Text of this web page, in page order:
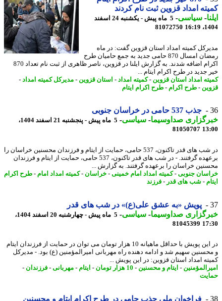
امداد قزوین ثبت نام کردند
-سیاسی-
5 ماه پیش - یکشنبه 24 اسفند
81072750
کمیته امداد استان قزوین گفت: در ماه
رمضان امسال 870 حامی جدید به جمع حامیان طرح
اکرام اضافه شدند. به گزارش ایلنا در قزوین، ناصر ظاهری از ثبت نام تعداد 870
جدید در طرح اکرام ایتام ...
امداد استان قزوین -کمیته امداد -استان قزوین -مدیرکل کمیته امداد -
-طرح اکرام- طرح اکرام ایتام
جذب 537 حامی در خراسان جنوبی
صداوسیما-سیاسی-
5 ماه پیش - پنجشنبه 21 اسفند 1404،
81050707
در شب های قدر تاکنون، 537 حامی، حمایت از ایتام و فرزندان محسنین خراسان را
برعهده گرفتند. - در شب های قدر تاکنون، 537 حامی، حمایت از ایتام و فرزندان
خراسان را برعهده گرفتند. به گزارش ...
جنوبی-کمیته امداد امام خمینی-خراسان-کمیته امداد امام -طرح اکرام
-شب های قدر-فرزند
پویش «به عشق علی(ع)» در شب های قدر
صداوسیما-سیاسی-
5 ماه پیش - چهارشنبه 20 اسفند 1404،
81045399
در این پویش با حداقل ماهیانه 10 هزار تومان می توان در حمایت از فرزندان ایتام
سهیم شد و ادامه دهنده راه مهربانی امیرالمؤمنین (ع) بود. - مدیرکل
امداد استان قزوین: در این پویش ...
-ایتام و محسنین-10 هزار تومان -ایتام -مهربانی -فرزندان -
فراخوان ملی جذب حامی در طرح اکرام ایتام و محسنین